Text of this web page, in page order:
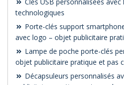
technologiques
Porte-clés support
avec logo – objet publicitaire
Lampe de poche porte-clés
objet publicitaire pratique et pas
Décapsuleurs personnalisés